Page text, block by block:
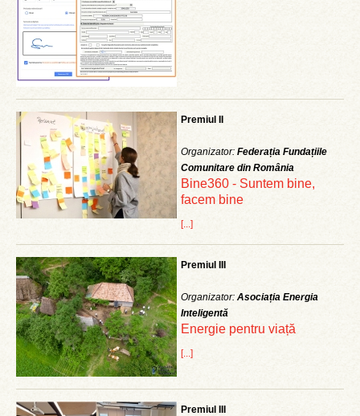
Premiul II
Organizator: Federația Fundațiile
Comunitare din România
Bine360 - Suntem bine,
facem bine
[...]
Premiul III
Organizator: Asociația Energia
Inteligentă
Energie pentru viață
[...]
Premiul III